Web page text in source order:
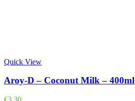
Quick View
Aroy-D – Coconut Milk – 400ml